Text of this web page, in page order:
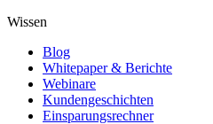
Wissen
Blog
Whitepaper & Berichte
Webinare
Kundengeschichten
Einsparungsrechner